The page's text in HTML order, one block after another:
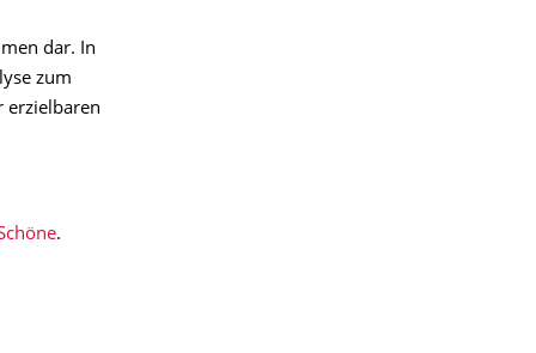
dar. In
zum
erzielbaren
.